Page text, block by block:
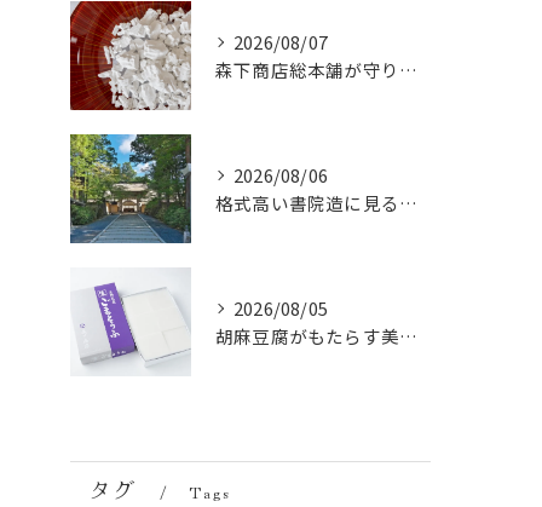
2026/08/07
森下商店総本舗が守り続ける伝統の胡麻豆腐に使う吉野葛の純度と効能
2026/08/06
格式高い書院造に見る金剛峯寺の中世から近世への変遷
2026/08/05
胡麻豆腐がもたらす美肌の秘密：ビタミンEと抗酸化成分の力
タグ Tags